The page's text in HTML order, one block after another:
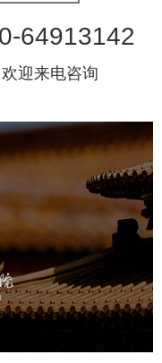
64913142
迎来电咨询
博物馆网站建设
专题 网站代运营